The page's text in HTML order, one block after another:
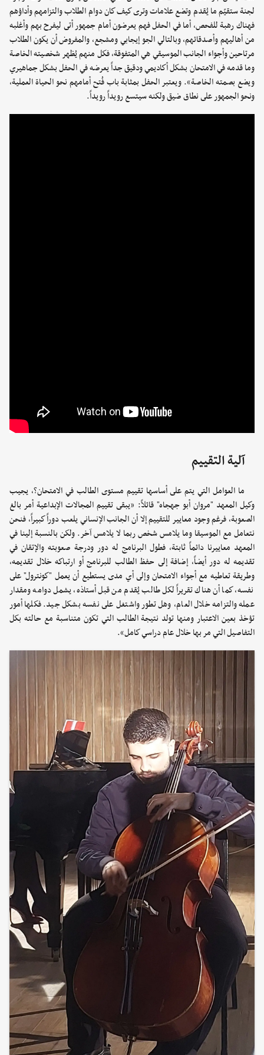
لجنة ستقيّم ما يُقدم وتضع علامات وترى كيف كان دوام الطلاب والتزامهم وأداؤهم
فهناك رهبة للفحص، أما في الحفل فهم يعرضون أمام جمهور أتى ليفرح بهم وأغلبه
من أهاليهم وأصدقائهم، وبالتالي الجو إيجابي ومشجع، والمفروض أن يكون الطلاب
مرتاحين وأجواء الجانب الموسيقي هي المتفوقة، فكل منهم يُظهر شخصيته الخاصة
وما قدمه في الامتحان بشكل أكاديمي ودقيق جداً يعرضه في الحفل بشكل جماهيري
ويضع بصمته الخاصة». ويعتبر الحفل بمثابة باب فُتح أمامهم نحو الحياة العملية،
ونحو الجمهور على نطاق ضيق ولكنه سيتسع رويداً رويداً.
آلية التقييم
ما العوامل التي يتم على أساسها تقييم مستوى الطالب في الامتحان؟، يجيب
وكيل المعهد "مروان أبو جهجاه" قائلاً: «يبقى تقييم المجالات الإبداعية أمر بالغ
الصعوبة، فرغم وجود معايير للتقييم إلا أن الجانب الإنساني يلعب دوراً كبيراً، فنحن
نتعامل مع الموسيقا وما يلامس شخص ربما لا يلامس آخر. ولكن بالنسبة إلينا في
المعهد معاييرنا دائماً ثابتة، فطول البرنامج له دور ودرجة صعوبته والإتقان في
تقديمه له دور أيضاً، إضافة إلى حفظ الطالب للبرنامج أو ارتباكه خلال تقديمه،
وطريقة تعاطيه مع أجواء الامتحان وإلى أي مدى يستطيع أن يعمل "كونترول" على
نفسه، كما أن هناك تقريراً لكل طالب يُقدم من قبل أستاذه، يشمل دوامه ومقدار
عمله والتزامه خلال العام، وهل تطور واشتغل على نفسه بشكل جيد. فكلها أمور
تؤخذ بعين الاعتبار ومنها تولد نتيجة الطالب التي تكون متناسبة مع حالته بكل
التفاصيل التي مر بها خلال عام دراسي كامل».